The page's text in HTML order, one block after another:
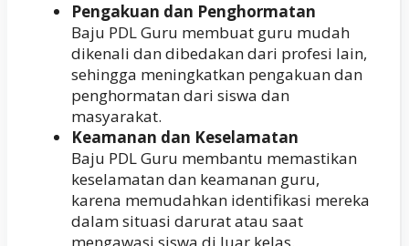
Pengakuan dan Penghormatan
Baju PDL Guru membuat guru mudah
dikenali dan dibedakan dari profesi lain,
sehingga meningkatkan pengakuan dan
penghormatan dari siswa dan
masyarakat.
Keamanan dan Keselamatan
Baju PDL Guru membantu memastikan
keselamatan dan keamanan guru,
karena memudahkan identifikasi mereka
dalam situasi darurat atau saat